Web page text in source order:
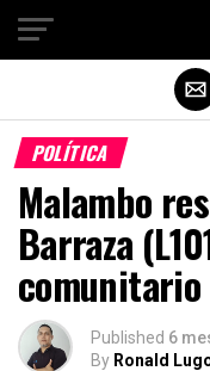
POLÍTICA
Malambo
Barraza
comunitario
Published 6
By Ronald